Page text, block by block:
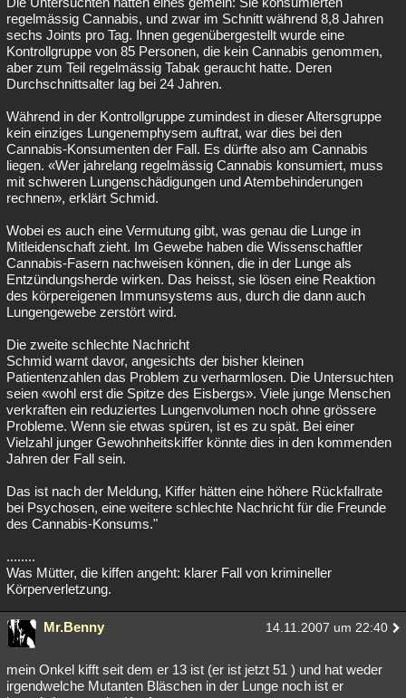
regelmässig Cannabis, und zwar im Schnitt während 8,8 Jahren
sechs Joints pro Tag. Ihnen gegenübergestellt wurde eine
Kontrollgruppe von 85 Personen, die kein Cannabis genommen,
aber zum Teil regelmässig Tabak geraucht hatte. Deren
Durchschnittsalter lag bei 24 Jahren.
Während in der Kontrollgruppe zumindest in dieser Altersgruppe
kein einziges Lungenemphysem auftrat, war dies bei den
Cannabis-Konsumenten der Fall. Es dürfte also am Cannabis
liegen. «Wer jahrelang regelmässig Cannabis konsumiert, muss
mit schweren Lungenschädigungen und Atembehinderungen
rechnen», erklärt Schmid.
Wobei es auch eine Vermutung gibt, was genau die Lunge in
Mitleidenschaft zieht. Im Gewebe haben die Wissenschaftler
Cannabis-Fasern nachweisen können, die in der Lunge als
Entzündungsherde wirken. Das heisst, sie lösen eine Reaktion
des körpereigenen Immunsystems aus, durch die dann auch
Lungengewebe zerstört wird.
Die zweite schlechte Nachricht
Schmid warnt davor, angesichts der bisher kleinen
Patientenzahlen das Problem zu verharmlosen. Die Untersuchten
seien «wohl erst die Spitze des Eisbergs». Viele junge Menschen
verkraften ein reduziertes Lungenvolumen noch ohne grössere
Probleme. Wenn sie etwas spüren, ist es zu spät. Bei einer
Vielzahl junger Gewohnheitskiffer könnte dies in den kommenden
Jahren der Fall sein.
Das ist nach der Meldung, Kiffer hätten eine höhere Rückfallrate
bei Psychosen, eine weitere schlechte Nachricht für die Freunde
des Cannabis-Konsums."
........
Was Mütter, die kiffen angeht: klarer Fall von krimineller
Körperverletzung.
Mr.Benny 14.11.2007 um 22:40
mein Onkel kifft seit dem er 13 ist (er ist jetzt 51 ) und hat weder
irgendwelche Mutanten Bläschen in der Lunge noch ist er